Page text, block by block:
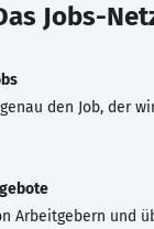
Jobs-
den Job, der
Arbeitgebern und